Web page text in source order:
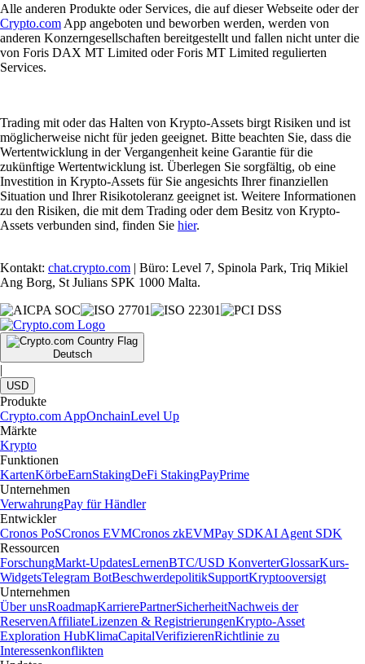
Alle anderen Produkte oder Services, die auf dieser Webseite oder der
Crypto.com App angeboten und beworben werden, werden von
anderen Konzerngesellschaften bereitgestellt und fallen nicht unter die
von Foris DAX MT Limited oder Foris MT Limited regulierten
Services.
Trading mit oder das Halten von Krypto-Assets birgt Risiken und ist
möglicherweise nicht für jeden geeignet. Bitte beachten Sie, dass die
Wertentwicklung in der Vergangenheit keine Garantie für die
zukünftige Wertentwicklung ist. Überlegen Sie sorgfältig, ob eine
Investition in Krypto-Assets für Sie angesichts Ihrer finanziellen
Situation und Ihrer Risikotoleranz geeignet ist. Weitere Informationen
zu den Risiken, die mit dem Trading oder dem Besitz von Krypto-
Assets verbunden sind, finden Sie hier.
Kontakt: chat.crypto.com | Büro: Level 7, Spinola Park, Triq Mikiel
Ang Borg, St Julians SPK 1000 Malta.
Deutsch
|
USD
Produkte
Crypto.com AppOnchainLevel Up
Märkte
Krypto
Funktionen
KartenKörbeEarnStakingDeFi StakingPayPrime
Unternehmen
VerwahrungPay für Händler
Entwickler
Cronos PoSCronos EVMCronos zkEVMPay SDKAI Agent SDK
Ressourcen
ForschungMarkt-UpdatesLernenBTC/USD KonverterGlossarKurs-
WidgetsTelegram BotBeschwerdepolitikSupportKryptooversigt
Unternehmen
Über unsRoadmapKarrierePartnerSicherheitNachweis der
ReservenAffiliateLizenzen & RegistrierungenKrypto-Asset
Exploration HubKlimaCapitalVerifizierenRichtlinie zu
Interessenkonflikten